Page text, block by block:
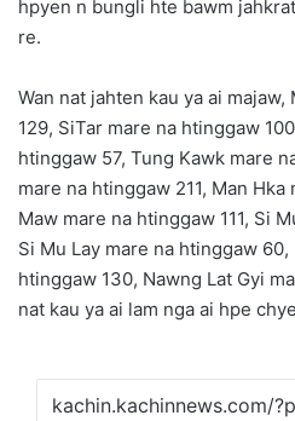
hpyen n bungli hte bawm
re.
Wan nat jahten kau ya ai
129, SiTar mare na htinggaw
htinggaw 57, Tung Kawk mare
mare na htinggaw 211, Man
Maw mare na htinggaw 111, Si
Si Mu Lay mare na htinggaw
htinggaw 130, Nawng Lat Gyi
nat kau ya ai lam nga ai hpe